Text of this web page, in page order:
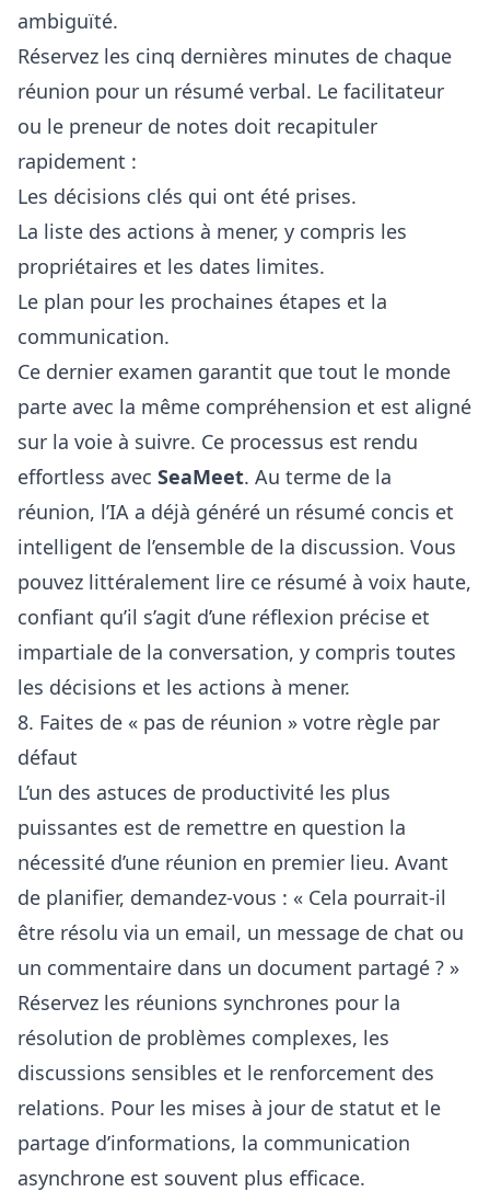
ambiguïté.
Réservez les cinq dernières minutes de chaque
réunion pour un résumé verbal. Le facilitateur
ou le preneur de notes doit recapituler
rapidement :
Les décisions clés qui ont été prises.
La liste des actions à mener, y compris les
propriétaires et les dates limites.
Le plan pour les prochaines étapes et la
communication.
Ce dernier examen garantit que tout le monde
parte avec la même compréhension et est aligné
sur la voie à suivre. Ce processus est rendu
effortless avec SeaMeet. Au terme de la
réunion, l’IA a déjà généré un résumé concis et
intelligent de l’ensemble de la discussion. Vous
pouvez littéralement lire ce résumé à voix haute,
confiant qu’il s’agit d’une réflexion précise et
impartiale de la conversation, y compris toutes
les décisions et les actions à mener.
8. Faites de « pas de réunion » votre règle par
défaut
L’un des astuces de productivité les plus
puissantes est de remettre en question la
nécessité d’une réunion en premier lieu. Avant
de planifier, demandez-vous : « Cela pourrait-il
être résolu via un email, un message de chat ou
un commentaire dans un document partagé ? »
Réservez les réunions synchrones pour la
résolution de problèmes complexes, les
discussions sensibles et le renforcement des
relations. Pour les mises à jour de statut et le
partage d’informations, la communication
asynchrone est souvent plus efficace.